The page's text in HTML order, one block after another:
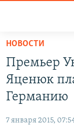
Вернуться
основному
содержанию
Вернутся
главной
навигации
КАЗАХСТАН
ТАДЖИКИСТАН
НОВОСТИ
ВОЙНА В
ҚАЗАҚША
НОВОСТИ
Премьер
Яценюк
Германию
7 января 2015,